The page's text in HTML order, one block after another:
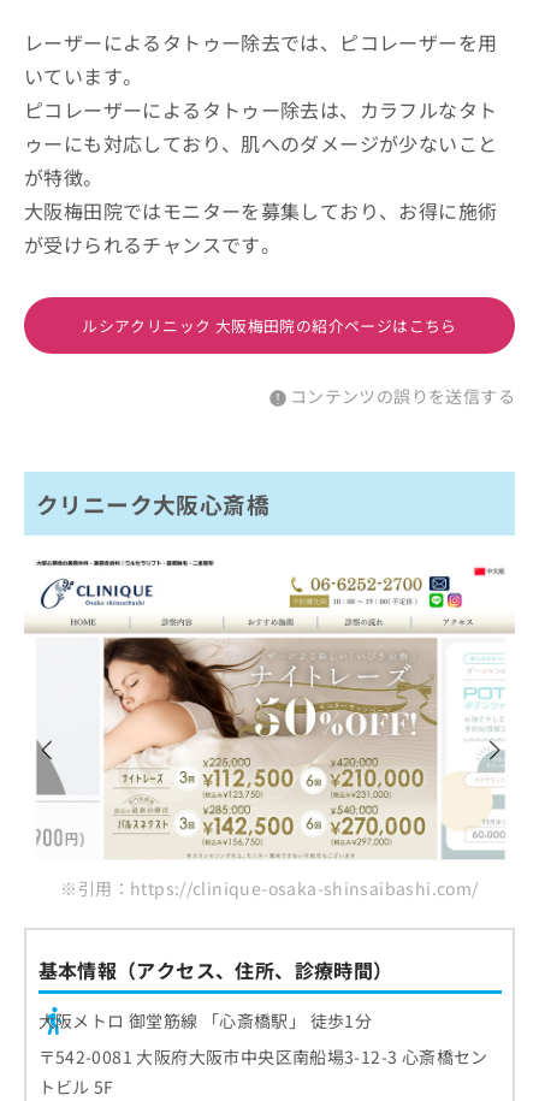
レーザーによるタトゥー除去では、ピコレーザーを用
いています。
ピコレーザーによるタトゥー除去は、カラフルなタト
ゥーにも対応しており、肌へのダメージが少ないこと
が特徴。
大阪梅田院ではモニターを募集しており、お得に施術
が受けられるチャンスです。
ルシアクリニック 大阪梅田院の紹介ページはこちら
コンテンツの誤りを送信する
クリニーク大阪心斎橋
※引用：https://clinique-osaka-shinsaibashi.com/
基本情報（アクセス、住所、診療時間）
大阪メトロ 御堂筋線 「心斎橋駅」 徒歩1分
〒542-0081 大阪府大阪市中央区南船場3-12-3 心斎橋セン
トビル 5F